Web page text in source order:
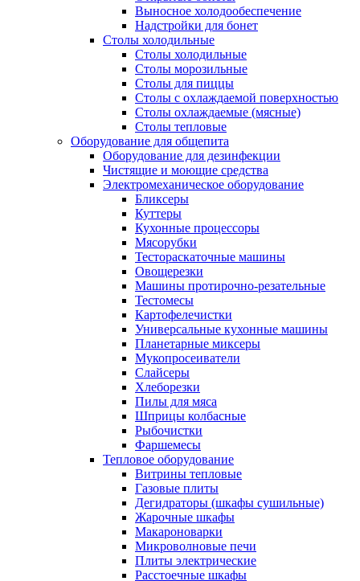
Выносное холодообеспечение
Надстройки для бонет
Столы холодильные
Столы холодильные
Столы морозильные
Столы для пиццы
Столы с охлаждаемой поверхностью
Столы охлаждаемые (мясные)
Столы тепловые
Оборудование для общепита
Оборудование для дезинфекции
Чистящие и моющие средства
Электромеханическое оборудование
Бликсеры
Куттеры
Кухонные процессоры
Мясорубки
Тестораскаточные машины
Овощерезки
Машины протирочно-резательные
Тестомесы
Картофелечистки
Универсальные кухонные машины
Планетарные миксеры
Мукопросеиватели
Слайсеры
Хлеборезки
Пилы для мяса
Шприцы колбасные
Рыбочистки
Фаршемесы
Тепловое оборудование
Витрины тепловые
Газовые плиты
Дегидраторы (шкафы сушильные)
Жарочные шкафы
Макароноварки
Микроволновые печи
Плиты электрические
Расстоечные шкафы